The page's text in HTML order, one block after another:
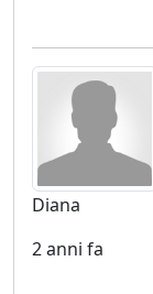
Diana
2 anni fa